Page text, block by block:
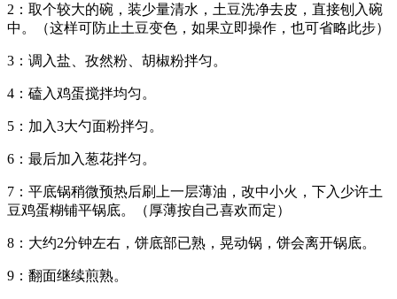
2：取个较大的碗，装少量清水，土豆洗净去皮，直接刨入碗
中。（这样可防止土豆变色，如果立即操作，也可省略此步）
3：调入盐、孜然粉、胡椒粉拌匀。
4：磕入鸡蛋搅拌均匀。
5：加入3大勺面粉拌匀。
6：最后加入葱花拌匀。
7：平底锅稍微预热后刷上一层薄油，改中小火，下入少许土
豆鸡蛋糊铺平锅底。（厚薄按自己喜欢而定）
8：大约2分钟左右，饼底部已熟，晃动锅，饼会离开锅底。
9：翻面继续煎熟。